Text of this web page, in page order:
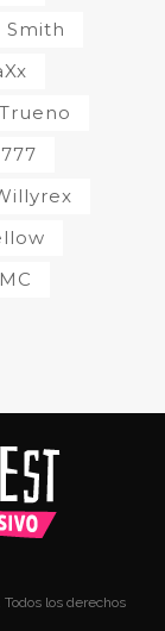
Smith
Trueno
los derechos